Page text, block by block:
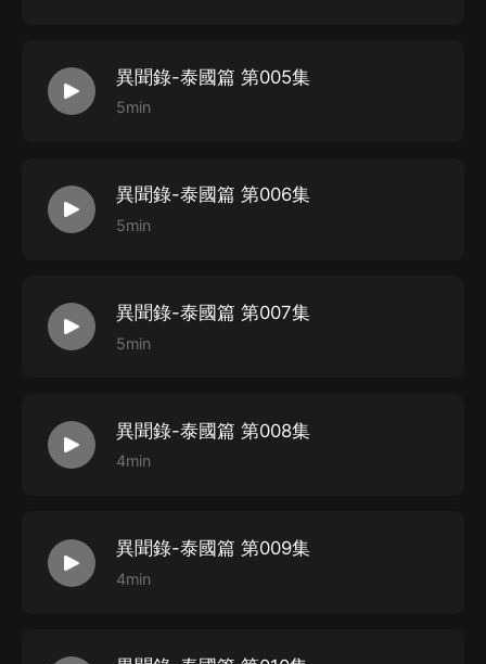
異聞錄-泰國篇 第005集
5min
異聞錄-泰國篇 第006集
5min
異聞錄-泰國篇 第007集
5min
異聞錄-泰國篇 第008集
4min
異聞錄-泰國篇 第009集
4min